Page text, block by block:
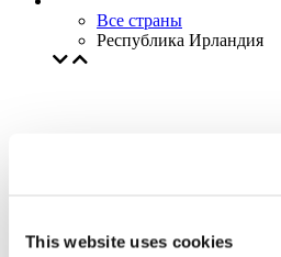
This website uses cookies
Все страны
Республика Ирландия